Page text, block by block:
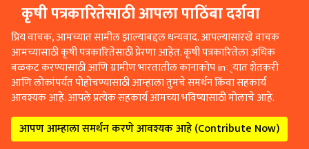
कृषी पत्रकारितेसाठी आपला पाठिंबा दर्शवा
प्रिय वाचक, आमच्यात सामील झाल्याबद्दल धन्यवाद. आपल्यासारखे वाचक
आमच्यासाठी कृषी पत्रकारितेसाठी प्रेरणा आहेत. कृषी पत्रकारितेला अधिक
बळकट करण्यासाठी आणि ग्रामीण भारतातील कानाकोप in्यात शेतकरी
आणि लोकांपर्यंत पोहोचण्यासाठी आम्हाला तुमचे समर्थन किंवा सहकार्य
आवश्यक आहे. आपले प्रत्येक सहकार्य आमच्या भविष्यासाठी मोलाचे आहे.
आपण आम्हाला समर्थन करणे आवश्यक आहे (Contribute Now)